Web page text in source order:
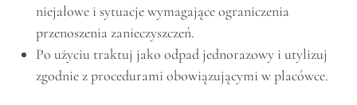
niejałowe i sytuacje wymagające ograniczenia
przenoszenia zanieczyszczeń.
Po użyciu traktuj jako odpad jednorazowy i utylizuj
zgodnie z procedurami obowiązującymi w placówce.